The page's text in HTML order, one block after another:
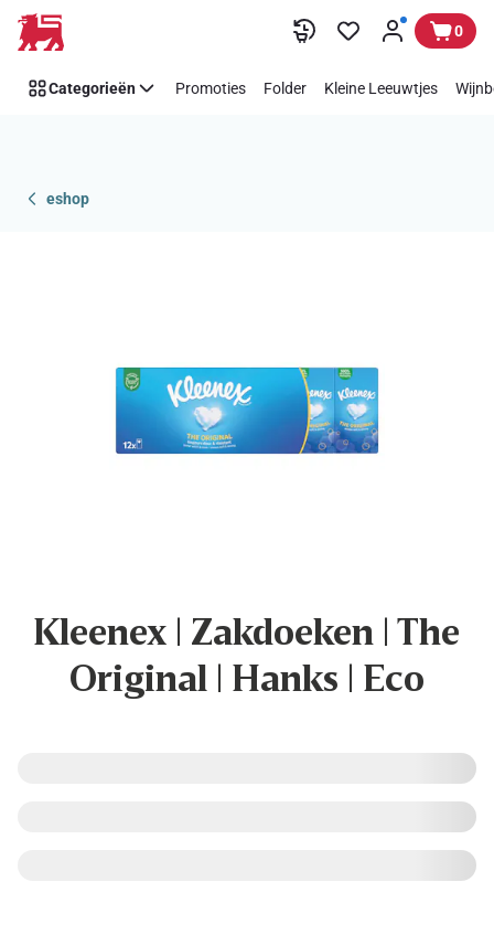
Overslaan 0
Categorieën Promoties Folder Kleine Leeuwtjes
eshop
Kleenex | Zakdoeken | The
Original | Hanks | Eco